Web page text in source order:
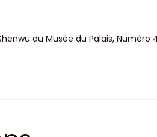
du Musée du Palais,